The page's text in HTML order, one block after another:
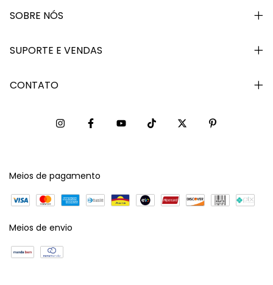
SOBRE NÓS
SUPORTE E VENDAS
CONTATO
Meios de pagamento
Meios de envio